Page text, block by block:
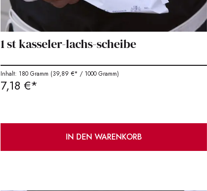
1 st kasseler-lachs-scheibe
Inhalt: 180 Gramm (39,89 €* / 1000 Gramm)
7,18 €*
IN DEN WARENKORB